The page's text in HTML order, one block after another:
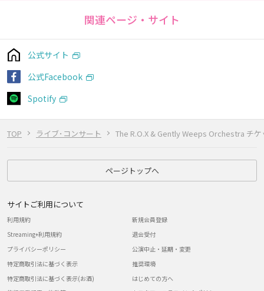
TOP ライブ･コンサート The R.O.X & Gently Weeps Orchestra チケ
関連ページ・サイト
公式サイト
公式Facebook
Spotify
ページトップへ
サイトご利用について
利用規約
Streaming+利用規約
プライバシーポリシー
特定商取引法に基づく表示
特定商取引法に基づく表示(お酒)
新規会員登録
退会受付
公演中止・延期・変更
推奨環境
はじめての方へ